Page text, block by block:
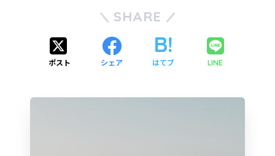
SHARE
ポスト シェア はてブ LINE